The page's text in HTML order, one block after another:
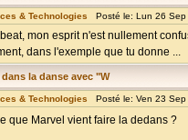
& Technologies Posté le: Lun 26
mon esprit n'est nullement
dans l'exemple que tu donne ...
la danse avec "W
& Technologies Posté le: Ven 23
que Marvel vient faire la dedans ?